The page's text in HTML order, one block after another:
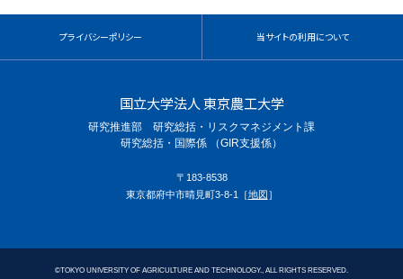
プライバシーポリシー 当サイトの利用について
国立大学法人 東京農工大学
研究推進部 研究総括・リスクマネジメント課
研究総括・国際係 （GIR支援係）
〒183-8538
東京都府中市晴見町3-8-1［地図］
©TOKYO UNIVERSITY OF AGRICULTURE AND TECHNOLOGY., ALL RIGHTS RESERVED.